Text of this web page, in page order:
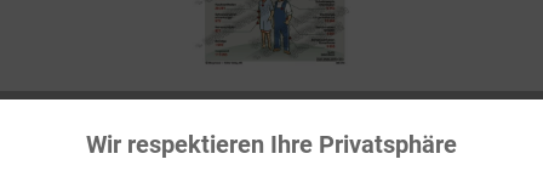
Funktionale Aktiv
Wir respektieren Ihre Privatsphäre